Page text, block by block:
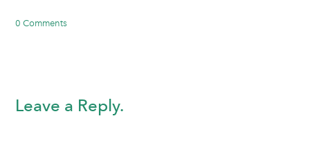
0 Comments
Leave a Reply.